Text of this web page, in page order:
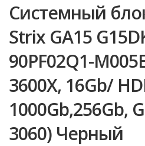
Системный
Strix GA15
90PF02Q1-
3600X, 16Gb/
1000Gb,256Gb,
3060) Черный